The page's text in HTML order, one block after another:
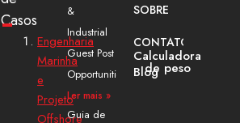
Casos
Engenharia
Marinha
e
Projeto
Offshore
&
Industrial
Guest Post
Opportunities
Ler mais »
Guia de
SOBRE
CONTATO
Calculadora
de peso
Blog